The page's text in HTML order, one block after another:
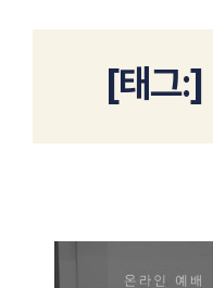
[태그:]